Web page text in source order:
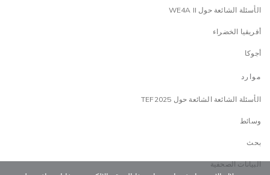
الأسئلة الشائعة حول WE4A II
أفريقيا الخضراء
أجوكا
موارد
الأسئلة الشائعة الشائعة حول TEF2025
وسائط
بحث
البيانات الصحفية